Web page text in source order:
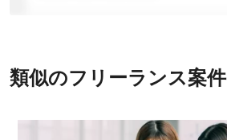
類似のフリーランス案件